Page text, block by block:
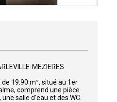
MEZIERES
19.90 m², situé au 1er
comprend une pièce
salle d’eau et des WC.